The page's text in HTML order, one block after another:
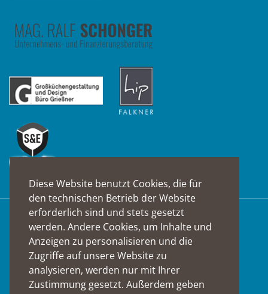
Diese Website benutzt Cookies, die für
den technischen Betrieb der Website
erforderlich sind und stets gesetzt
werden. Andere Cookies, um Inhalte und
Anzeigen zu personalisieren und die
Zugriffe auf unsere Website zu
analysieren, werden nur mit Ihrer
Zustimmung gesetzt. Außerdem geben
Suche